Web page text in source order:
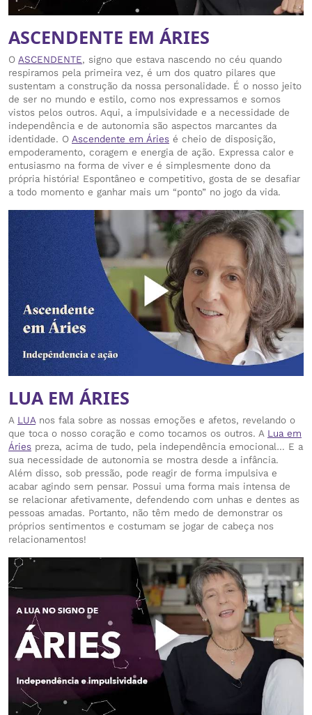
ASCENDENTE EM ÁRIES
O ASCENDENTE, signo que estava nascendo no céu quando
respiramos pela primeira vez, é um dos quatro pilares que
sustentam a construção da nossa personalidade. É o nosso jeito
de ser no mundo e estilo, como nos expressamos e somos
vistos pelos outros. Aqui, a impulsividade e a necessidade de
independência e de autonomia são aspectos marcantes da
identidade. O Ascendente em Áries é cheio de disposição,
empoderamento, coragem e energia de ação. Expressa calor e
entusiasmo na forma de viver e é simplesmente dono da
própria história! Espontâneo e competitivo, gosta de se desafiar
a todo momento e ganhar mais um “ponto” no jogo da vida.
LUA EM ÁRIES
A LUAnos fala sobre as nossas emoções e afetos, revelando o
que toca o nosso coração e como tocamos os outros. A Lua em
Áries preza, acima de tudo, pela independência emocional… E a
sua necessidade de autonomia se mostra desde a infância.
Além disso, sob pressão, pode reagir de forma impulsiva e
acabar agindo sem pensar. Possui uma forma mais intensa de
se relacionar afetivamente, defendendo com unhas e dentes as
pessoas amadas. Portanto, não têm medo de demonstrar os
próprios sentimentos e costumam se jogar de cabeça nos
relacionamentos!